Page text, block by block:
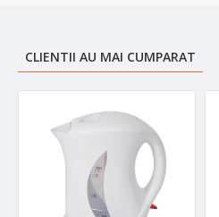
CLIENTII AU MAI CUMPARAT